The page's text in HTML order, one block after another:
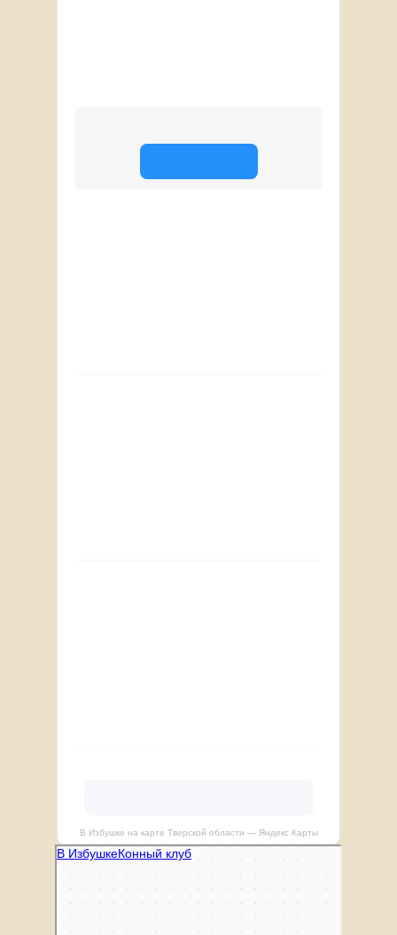
В Избушке на карте Тверской области — Яндекс Карты
В Избушке
Конный клуб в Тверской области